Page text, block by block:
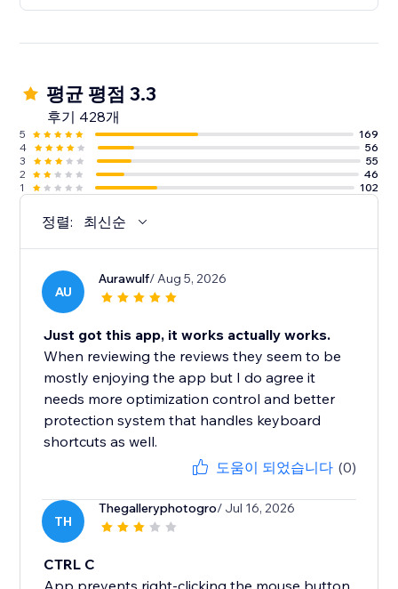
평균 평점 3.3
후기 428개
5
169
4
56
3
55
2
46
1
102
정렬: 최신순
AU
Aurawulf/ Aug 5, 2026
Just got this app, it works actually works.
When reviewing the reviews they seem to be
mostly enjoying the app but I do agree it
needs more optimization control and better
protection system that handles keyboard
shortcuts as well.
도움이 되었습니다 (0)
TH
Thegalleryphotogro/ Jul 16, 2026
CTRL C